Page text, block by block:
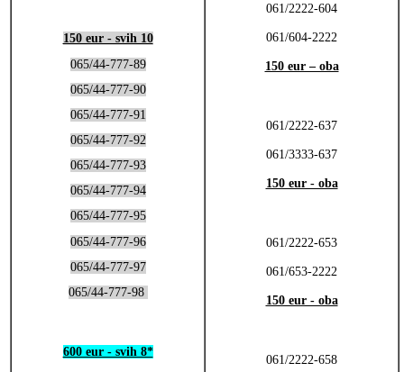
150 eur - svih 10
065/44-777-89
065/44-777-90
065/44-777-91
065/44-777-92
065/44-777-93
065/44-777-94
065/44-777-95
065/44-777-96
065/44-777-97
065/44-777-98
600 eur - svih 8*
061/2222-604
061/604-2222
150 eur – oba
061/2222-637
061/3333-637
150 eur - oba
061/2222-653
061/653-2222
150 eur - oba
061/2222-658